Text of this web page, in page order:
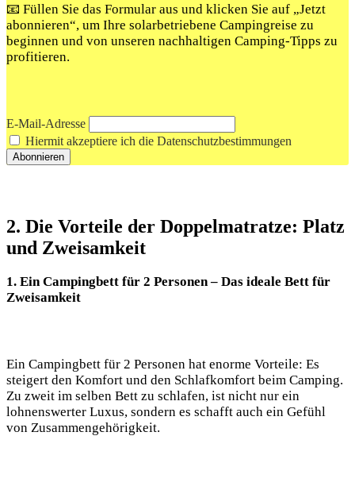
📧 Füllen Sie das Formular aus und klicken Sie auf „Jetzt
abonnieren“, um Ihre solarbetriebene Campingreise zu
beginnen und von unseren nachhaltigen Camping-Tipps zu
profitieren.
E-Mail-Adresse
Hiermit akzeptiere ich die Datenschutzbestimmungen
2. Die Vorteile der Doppelmatratze: Platz
und Zweisamkeit
1. Ein Campingbett für 2 Personen – Das ideale Bett für
Zweisamkeit
Ein Campingbett für 2 Personen hat enorme Vorteile: Es
steigert den Komfort und den Schlafkomfort beim Camping.
Zu zweit im selben Bett zu schlafen, ist nicht nur ein
lohnenswerter Luxus, sondern es schafft auch ein Gefühl
von Zusammengehörigkeit.